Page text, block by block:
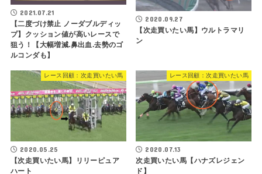
2021.07.21
【二度づけ禁止 ノーダブルディッ
プ】クッション値が高いレースで
狙う！【大幅増減.鼻出血.去勢のゴ
ルコンダも】
2020.09.27
【次走買いたい馬】ウルトラマリ
ン
レース回顧：次走買いたい馬
2020.05.25
【次走買いたい馬】リリーピュア
ハート
レース回顧：次走買いたい馬
2020.07.13
次走買いたい馬【ハナズレジェン
ド】